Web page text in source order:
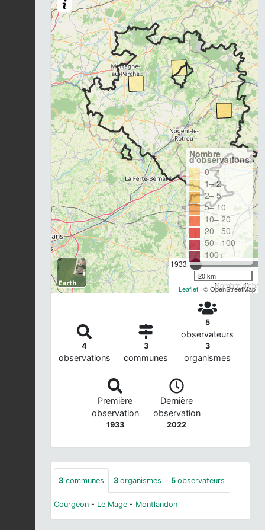
1933
Nombre
Nombre
d'observations
0– 1
1– 2
2– 5
5– 10
10– 20
20– 50
50– 100
100+
20 km
Leaflet | © OpenStreetMap
4
observations
3
communes
5
observateurs
3
organismes
Première
observation
1933
Dernière
observation
2022
3 communes 3 organismes 5 observateurs
Courgeon - Le Mage - Montlandon